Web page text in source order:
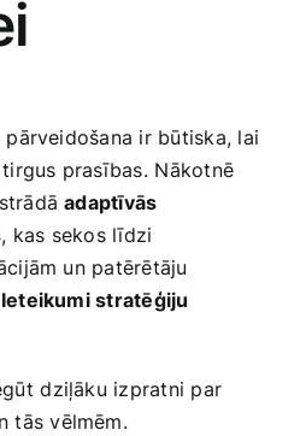
ir būtiska, lai
prasības.⁢ Nākotnē
adaptīvās
, kas sekos‌ līdzi
un patērētāju
Ieteikumi stratēģiju⁢
⁤dziļāku izpratni par
tās vēlmēm.